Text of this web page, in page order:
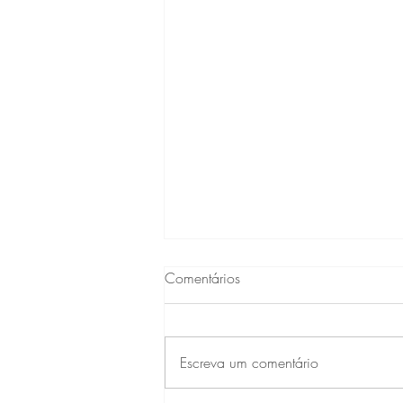
Comentários
Escreva um comentário